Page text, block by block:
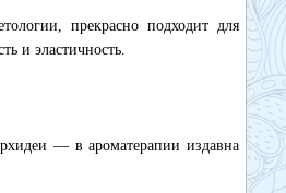
прекрасно подходит для
и эластичность.
— в ароматерапии издавна